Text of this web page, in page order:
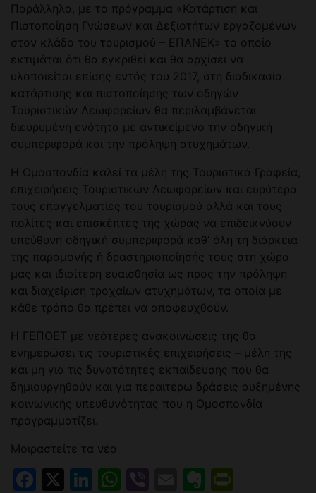
Παράλληλα, με το πρόγραμμα «Κατάρτιση και
Πιστοποίηση Γνώσεων και Δεξιοτήτων εργαζομένων
στον κλάδο του τουρισμού – ΕΠΑΝΕΚ» το οποίο
εκτιμάται ότι θα εγκριθεί και θα αρχίσει να
υλοποιείται επίσης εντός του 2017, στη διαδικασία
κατάρτισης και πιστοποίησης των οδηγών
Τουριστικών Λεωφορείων θα περιλαμβάνεται
διευρυμένη ενότητα με αντικείμενο την οδηγική
συμπεριφορά και την πρόληψη ατυχημάτων.
Η Ομοσπονδία καλεί τα μέλη της Τουριστικά Γραφεία,
επιχειρήσεις Τουριστικών Λεωφορείων και ευρύτερα
τους επαγγελματίες του τουρισμού αλλά και τους
πολίτες και επισκέπτες της χώρας να επιδεικνύουν
υπεύθυνη οδηγική συμπεριφορά καθ’ όλη τη διάρκεια
της παραμονής ή δραστηριοποίησής τους στη χώρα
μας και ιδιαίτερη ευαισθησία ως προς την πρόληψη
και διαχείριση τροχαίων ατυχημάτων, τα οποία με
κάθε τρόπο θα πρέπει να αποφευχθούν.
Η ΓΕΠΟΕΤ με νεότερες ανακοινώσεις της θα
ενημερώσει τις τουριστικές επιχειρήσεις – μέλη της
και μη για τις δυνατότητες εκπαίδευσης που θα
δημιουργηθούν και για περαιτέρω δράσεις αυξημένης
κοινωνικής υπευθυνότητας που η Ομοσπονδία
προγραμματίζει.
Μοιραστείτε τα νέα
Facebook
X LinkedIn
WhatsApp
ViberEmailEvernote